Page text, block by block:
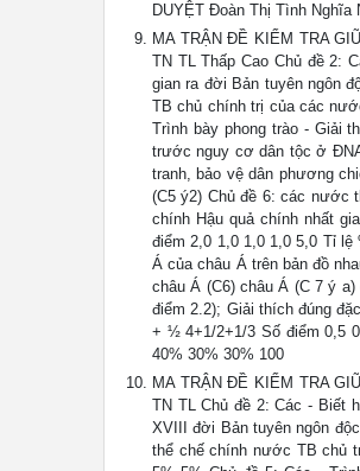
DUYỆT Đoàn Thị Tình Nghĩa
MA TRẬN ĐỀ KIỂM TRA
TN TL Thấp Cao Chủ đề 2:
gian ra đời Bản tuyên ngôn
TB chủ chính trị của các
Trình bày phong trào - Giải
trước nguy cơ dân tộc ở
tranh, bảo vệ dân phương
(C5 ý2) Chủ đề 6: các nước
chính Hậu quả chính nhất
điểm 2,0 1,0 1,0 1,0 5,0 Tỉ
Á của châu Á trên bản đồ
châu Á (C6) châu Á (C 7 ý
điểm 2.2); Giải thích đúng
+ ½ 4+1/2+1/3 Số điểm 0,5
40% 30% 30% 100
MA TRẬN ĐỀ KIỂM TRA
TN TL Chủ đề 2: Các - Biết
XVIII đời Bản tuyên ngôn
thể chế chính nước TB chủ